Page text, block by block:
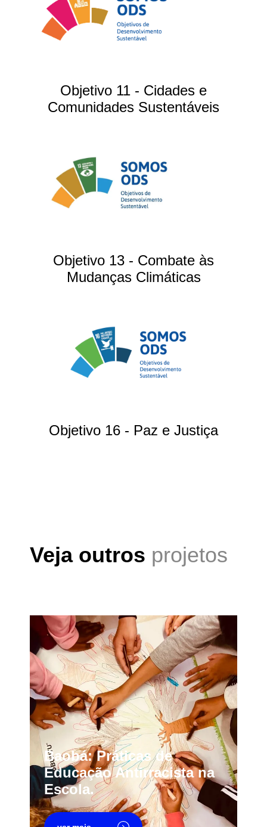
Objetivo 11 - Cidades e
Comunidades Sustentáveis
Objetivo 13 - Combate às
Mudanças Climáticas
Objetivo 16 - Paz e Justiça
Veja outros projetos
Baobá: Práticas de
Educação Antirracista na
Escola.